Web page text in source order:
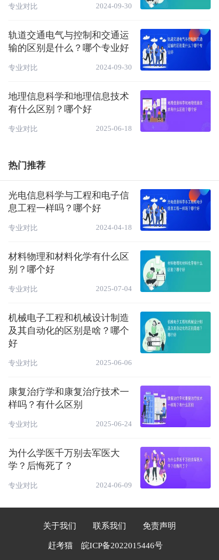
地理信息科学的课程包括地理信息系统原理、
3S（GPS、GIS、RS）技术的应用。
地理信息技术的课程则包括测量技术基础、数
字地形图测绘、测绘CAD、数据库基础、地
区别5：就业方向不同
地理信息科学专业的毕业生可能更多地在政府
管理等工作。
国土资源、城市规划等企事业单位，在测绘、
地理信息技术领域，从事工程测量、数字测
图、地理信息数据采集、地理信息系统建库等
三、地理信息科学和地理信息技术专业哪个好
地理信息科学和地理信息技术都是好的专业，
哪个更好，这取决于个人的兴趣和职业规划：
如果你对科学研究、数据分析和理论探索更感
兴趣，那么地理信息科学可能是更好的选择。
如果你更喜欢技术操作、软件开发和实际应
相关推荐：
地理科学和地理信息科学专业的区别是什么？
专业对比 2024-09-30
轨道交通电气与控制和交通运
输的区别是什么？哪个专业好
专业对比 2024-09-30
地理信息科学和地理信息技术
有什么区别？哪个好
专业对比 2025-06-18
热门推荐
光电信息科学与工程和电子信
息工程一样吗？哪个好
专业对比 2024-04-18
材料物理和材料化学有什么区
别？哪个好
专业对比 2025-07-04
机械电子工程和机械设计制造
及其自动化的区别是啥？哪个
好
专业对比 2025-06-06
康复治疗学和康复治疗技术一
样吗？有什么区别
专业对比 2025-06-24
为什么学医千万别去军医大
学？后悔死了？
专业对比 2024-06-09
关于我们 联系我们 免责声明
赶考猫 皖ICP备2022015446号